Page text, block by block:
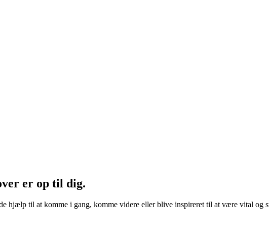
er op til dig.
hjælp til at komme i gang, komme videre eller blive inspireret til at være vital og